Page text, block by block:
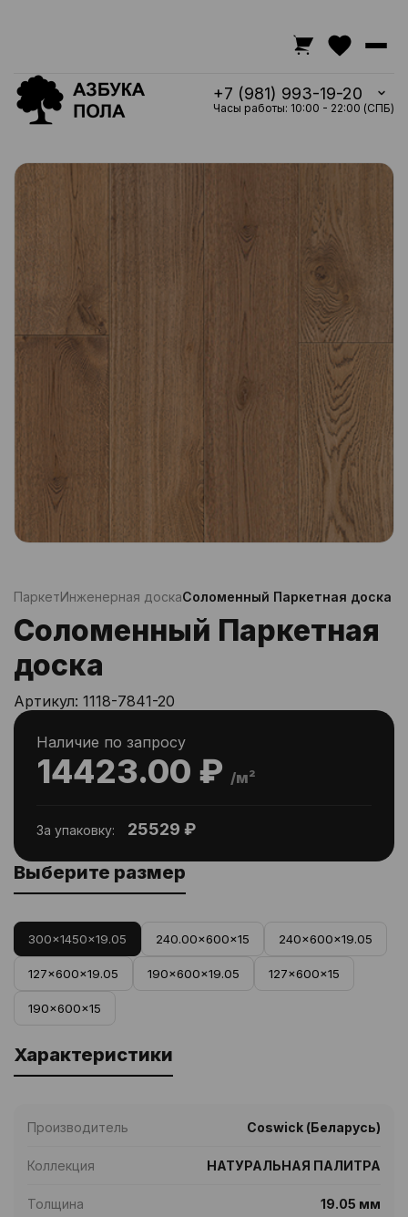
+7 (981) 993-19-20
Часы работы: 10:00 - 22:00 (СПБ)
ПаркетИнженерная доскаСоломенный Паркетная доска
Соломенный Паркетная
доска
Артикул: 1118-7841-20
14423.00 ₽ /м²
Наличие по запросу
За упаковку: 25529 ₽
Выберите размер
300x1450x19.05 240.00x600x15 240x600x19.05
127x600x19.05 190x600x19.05 127x600x15
190x600x15
Характеристики
Производитель Coswick (Беларусь)
Коллекция НАТУРАЛЬНАЯ ПАЛИТРА
Толщина 19.05 мм